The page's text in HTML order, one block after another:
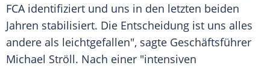
FCA identifiziert und uns in den letzten beiden
Jahren stabilisiert. Die Entscheidung ist uns alles
andere als leichtgefallen", sagte Geschäftsführer
Michael Ströll. Nach einer "intensiven